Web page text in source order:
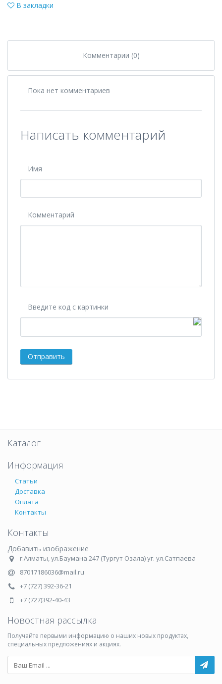
В закладки
Комментарии (0)
Пока нет комментариев
Написать комментарий
Имя
Комментарий
Введите код с картинки
Каталог
Информация
Статьи
Доставка
Оплата
Контакты
Контакты
Добавить изображение
г.Алматы, ул.Баумана 247 (Тургут Озала) уг. ул.Сатпаева
87017186036@mail.ru
+7 (727) 392-36-21
+7 (727)392-40-43
Новостная рассылка
Получайте первыми информацию о наших новых продуктах,
специальных предложениях и акциях.